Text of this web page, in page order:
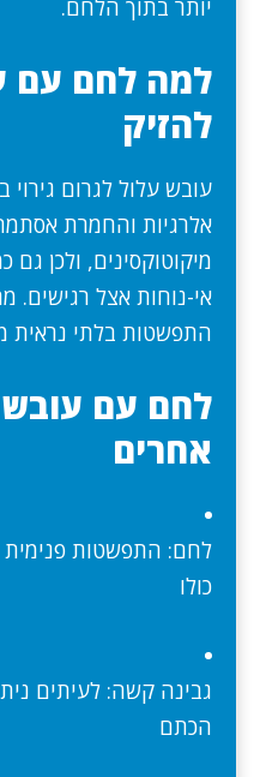
יותר בתוך הלחם.
למה לחם עם
להזיק
עובש עלול לגרום
אלרגיות והחמרת
מיקוטוקסינים, ולכן
אי-נוחות אצל
התפשטות בלתי נראית
לחם עם עובש
אחרים
לחם: התפשטות פנימית
כולו
גבינה קשה: לעיתים
הכתם